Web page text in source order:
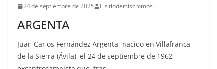
24 de septiembre de 2025 Elsitiodemiscromos
ARGENTA
Juan Carlos Fernández Argenta, nacido en Villafranca
de la Sierra (Ávila), el 24 de septiembre de 1962,